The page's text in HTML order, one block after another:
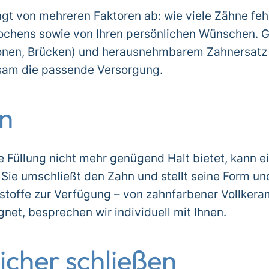
von mehreren Faktoren ab: wie viele Zähne
sowie von Ihren persönlichen Wünschen.
Brücken) und herausnehmbarem
die passende Versorgung.
nicht mehr genügend Halt bietet, kann
umschließt den Zahn und stellt seine Form
zur Verfügung – von zahnfarbener
besprechen wir individuell mit Ihnen.
schließen